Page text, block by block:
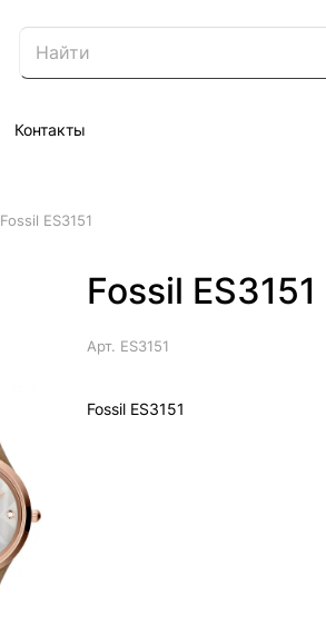
Контакты
Fossil ES3151
Fossil ES3151
Арт. ES3151
Fossil ES3151